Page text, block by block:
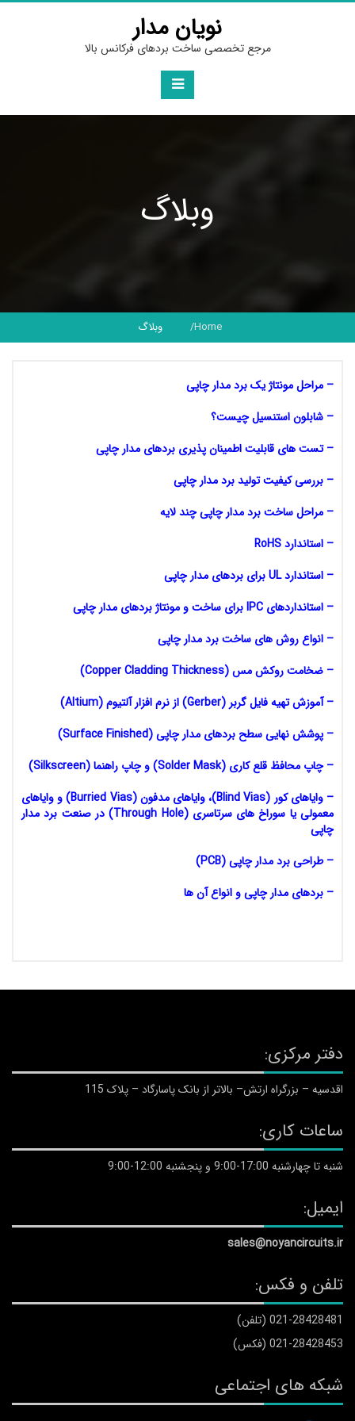
Skip
نویان مدار
مرجع تخصصی ساخت بردهای فرکانس بالا
وبلاگ
Home وبلاگ
– مراحل مونتاژ یک برد مدار چاپی
– شابلون استنسیل چیست؟
– تست های قابلیت اطمینان پذیری بردهای مدار چاپی
– بررسی کیفیت تولید برد مدار چاپی
– مراحل ساخت برد مدار چاپی چند لایه
– استاندارد RoHS
– استاندارد UL برای بردهای مدار چاپی
– استانداردهای IPC برای ساخت و مونتاژ بردهای مدار چاپی
– انواع روش های ساخت برد مدار چاپی
– ضخامت روکش مس (Copper Cladding Thickness)
– آموزش تهیه فایل گربر (Gerber) از نرم افزار آلتیوم (Altium)
– پوشش نهایی سطح بردهای مدار چاپی (Surface Finished)
– چاپ محافظ قلع کاری (Solder Mask) و چاپ راهنما (Silkscreen)
– وایاهای کور (Blind Vias)، وایاهای مدفون (Burried Vias) و وایاهای
معمولی یا سوراخ های سرتاسری (Through Hole) در صنعت برد مدار
چاپی
– طراحی برد مدار چاپی (PCB)
– بردهای مدار چاپی و انواع آن ها
دفتر مرکزی:
اقدسیه – بزرگراه ارتش– بالاتر از بانک پاسارگاد – پلاک 115
ساعات کاری:
شنبه تا چهارشنبه 17:00-9:00 و پنجشنبه 12:00-9:00
ایمیل:
sales@noyancircuits.ir
تلفن و فکس:
021-28428481 (تلفن)
021-28428453 (فکس)
شبکه های اجتماعی